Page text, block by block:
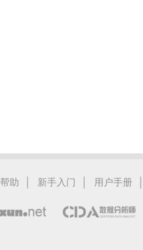
帮助 | 新手入门 | 用户手册 |